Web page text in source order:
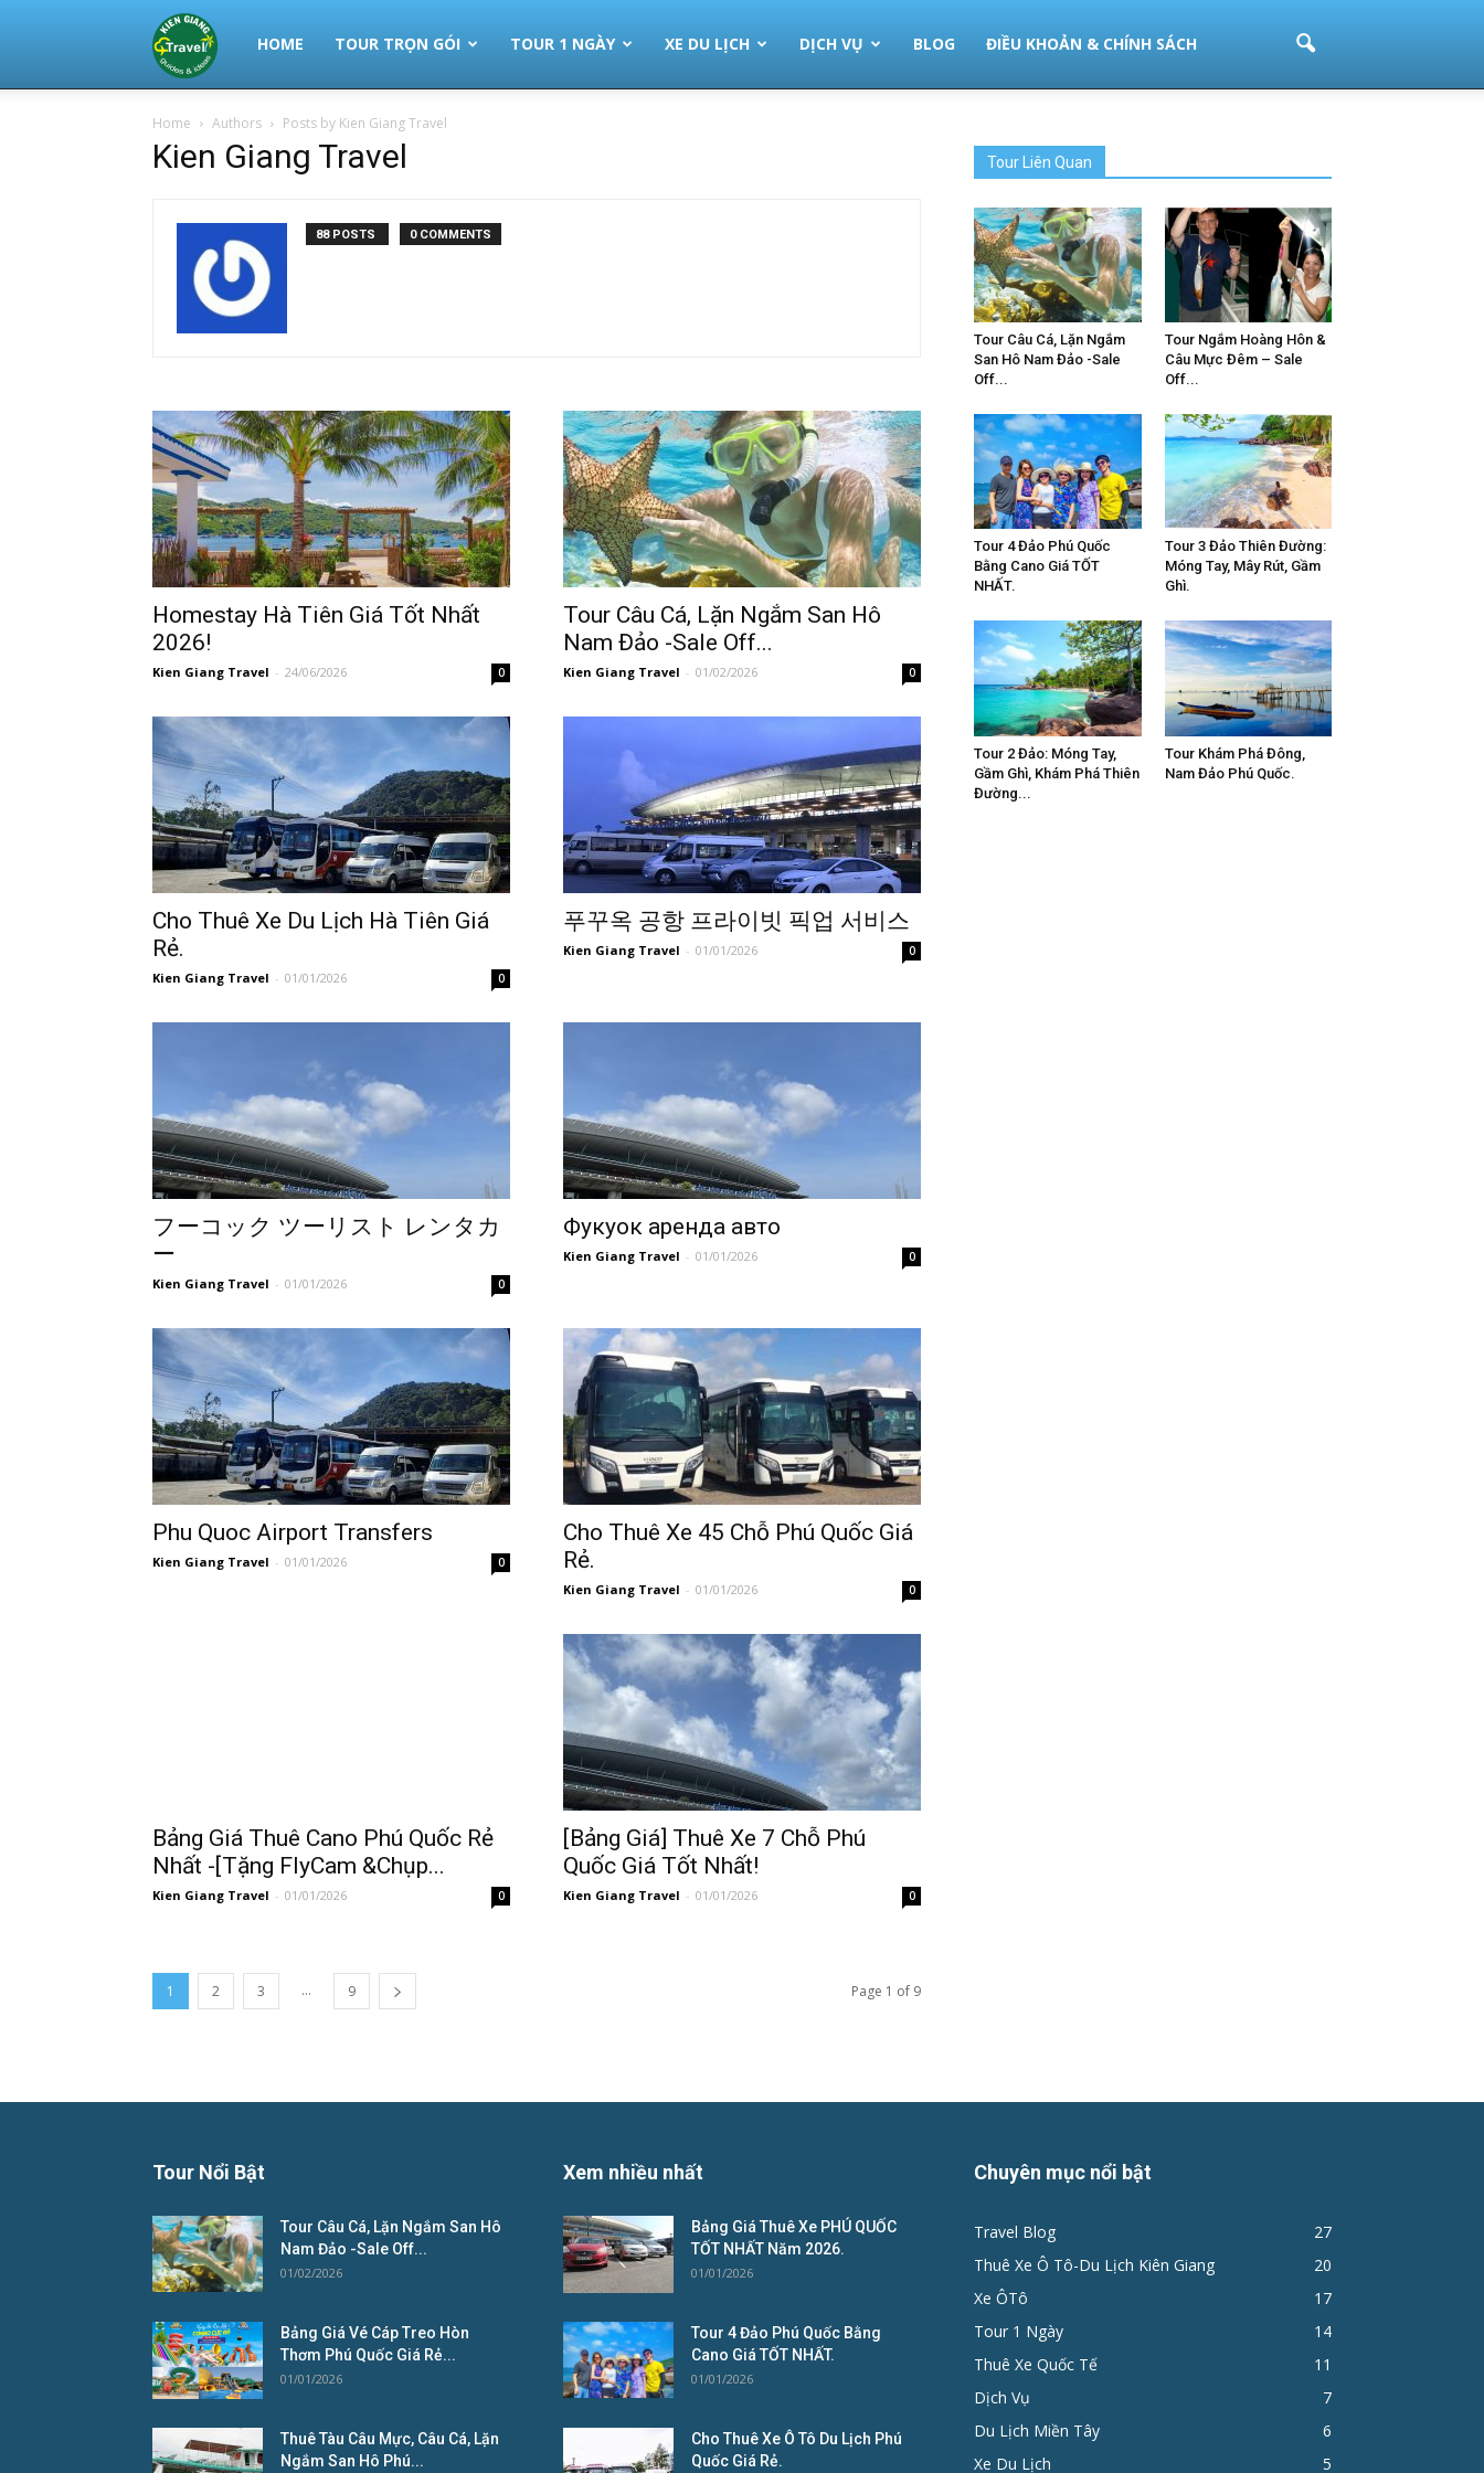
Thuê
Xe
Phú
Quốc
Tour
Phú
Hàng
Ngày
HOME TOUR TRỌN GÓI TOUR 1 NGÀY XE DU LỊCH DỊCH VỤ BLOG ĐIỀU KHOẢN & CHÍNH SÁCH
Home Authors Posts by Kien Giang Travel
Kien Giang Travel
88 POSTS 0 COMMENTS
Homestay Hà Tiên Giá Tốt Nhất
2026!
Kien Giang Travel - 24/06/2026 0
Tour Câu Cá, Lặn Ngắm San Hô
Nam Đảo -Sale Off...
Kien Giang Travel - 01/02/2026 0
Cho Thuê Xe Du Lịch Hà Tiên Giá
Rẻ.
Kien Giang Travel - 01/01/2026 0
푸꾸옥 공항 프라이빗 픽업 서비스
Kien Giang Travel - 01/01/2026 0
フーコック ツーリスト レンタカ
ー
Kien Giang Travel - 01/01/2026 0
Фукуок аренда авто
Kien Giang Travel - 01/01/2026 0
Phu Quoc Airport Transfers
Kien Giang Travel - 01/01/2026 0
Cho Thuê Xe 45 Chỗ Phú Quốc Giá
Rẻ.
Kien Giang Travel - 01/01/2026 0
Bảng Giá Thuê Cano Phú Quốc Rẻ
Nhất -[Tặng FlyCam &Chụp...
Kien Giang Travel - 01/01/2026 0
[Bảng Giá] Thuê Xe 7 Chỗ Phú
Quốc Giá Tốt Nhất!
Kien Giang Travel - 01/01/2026 0
1 2 3 ... 9 Page 1 of 9
Tour Liên Quan
Tour Câu Cá, Lặn Ngắm
San Hô Nam Đảo -Sale
Off...
Tour Ngắm Hoàng Hôn &
Câu Mực Đêm – Sale
Off...
Tour 4 Đảo Phú Quốc
Bằng Cano Giá TỐT
NHẤT.
Tour 3 Đảo Thiên Đường:
Móng Tay, Mây Rút, Gầm
Ghì.
Tour 2 Đảo: Móng Tay,
Gầm Ghì, Khám Phá Thiên
Đường...
Tour Khám Phá Đông,
Nam Đảo Phú Quốc.
Tour Nổi Bật
Tour Câu Cá, Lặn Ngắm San Hô
Nam Đảo -Sale Off...
01/02/2026
Bảng Giá Vé Cáp Treo Hòn
Thơm Phú Quốc Giá Rẻ...
01/01/2026
Thuê Tàu Câu Mực, Câu Cá, Lặn
Ngắm San Hô Phú...
Xem nhiều nhất
Bảng Giá Thuê Xe PHÚ QUỐC
TỐT NHẤT Năm 2026.
01/01/2026
Tour 4 Đảo Phú Quốc Bằng
Cano Giá TỐT NHẤT.
01/01/2026
Cho Thuê Xe Ô Tô Du Lịch Phú
Quốc Giá Rẻ.
Chuyên mục nổi bật
Travel Blog
27
Thuê Xe Ô Tô-Du Lịch Kiên Giang
20
Xe ÔTô
17
Tour 1 Ngày
14
Thuê Xe Quốc Tế
11
Dịch Vụ
7
Du Lịch Miền Tây
6
Xe Du Lịch
5